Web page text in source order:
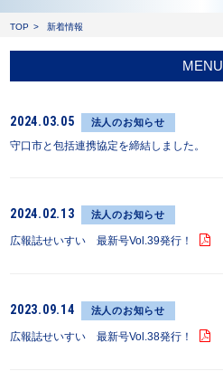
TOP 新着情報
MENU
2024.03.05 法人のお知らせ
守口市と包括連携協定を締結しました。
2024.02.13 法人のお知らせ
広報誌せいすい 最新号Vol.39発行！
2023.09.14 法人のお知らせ
広報誌せいすい 最新号Vol.38発行！